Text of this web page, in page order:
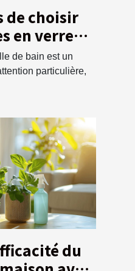
de choisir
en verre
bain
de bain est un
particulière,
du